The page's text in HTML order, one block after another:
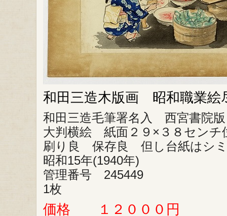
和田三造木版画 昭和職業
和田三造毛筆署名入 西宮書院版
大判横絵 紙面２９×３８セン
刷り良 保存良 但し台紙はシ
昭和15年(1940年)
管理番号 245449
1枚
価格 １２０００円